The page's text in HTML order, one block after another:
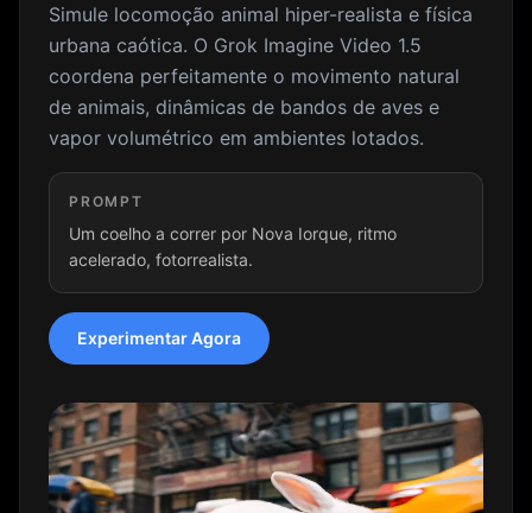
Simule locomoção animal hiper-realista e física
urbana caótica. O Grok Imagine Video 1.5
coordena perfeitamente o movimento natural
de animais, dinâmicas de bandos de aves e
vapor volumétrico em ambientes lotados.
PROMPT
Um coelho a correr por Nova Iorque, ritmo
acelerado, fotorrealista.
Experimentar Agora